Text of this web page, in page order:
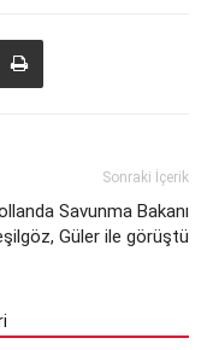
Sonraki İçerik
Savunma Bakanı
Güler ile görüştü